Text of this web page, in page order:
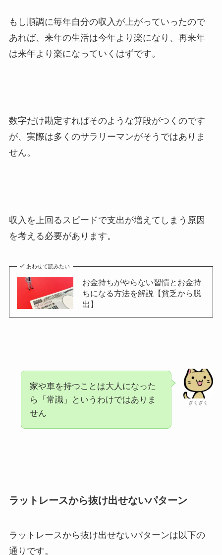
もし順調に毎年自分の収入が上がっていったので
あれば、来年の生活は今年より楽になり、再来年
は来年より楽になっていくはずです。
数字だけ勘定すればそのような算段がつくのです
が、実際は多くのサラリーマンがそうではありま
せん。
収入を上回るスピードで支出が増えてしまう原因
を考える必要があります。
あわせて読みたい
お金持ちがやらない習慣とお金持
ちになる方法を解説【貧乏から脱
出】
ざくざく
家や車を持つことは大人になった
ら「常識」というわけではありま
せん
ラットレースから抜け出せないパターン
ラットレースから抜け出せないパターンは以下の
通りです。